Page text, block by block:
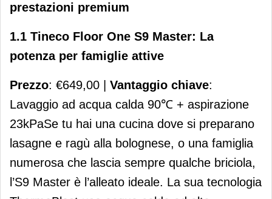
prestazioni premium
1.1 Tineco Floor One S9 Master: La
potenza per famiglie attive
Prezzo: €649,00 | Vantaggio chiave:
Lavaggio ad acqua calda 90℃ + aspirazione
23kPaSe tu hai una cucina dove si preparano
lasagne e ragù alla bolognese, o una famiglia
numerosa che lascia sempre qualche briciola,
l’S9 Master è l’alleato ideale. La sua tecnologia